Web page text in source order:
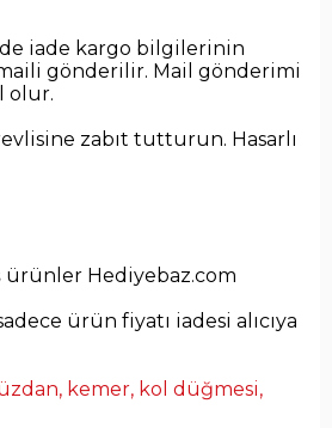
iade kargo bilgilerinin
gönderilir. Mail gönderimi
olur.
zabıt tutturun. Hasarlı
Hediyebaz.com
ürün fiyatı iadesi alıcıya
kemer, kol düğmesi,